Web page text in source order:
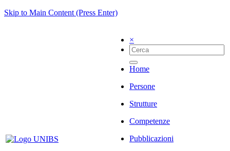
Skip to Main Content (Press Enter)
×
Home
Persone
Strutture
Competenze
Pubblicazioni